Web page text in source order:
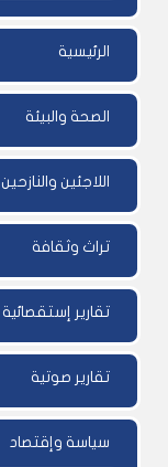
الرئيسية
الصحة والبيئة
اللاجئين والنازحين
تراث وثقافة
تقارير إستقصائية
تقارير صوتية
سياسة وإقتصاد